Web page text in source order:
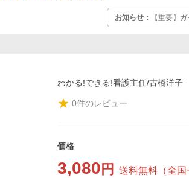
お知らせ： 【重要】
わかる!できる!看護主任/古橋洋子
0件のレビュー
価格
3,080 円 送料無料 （全国